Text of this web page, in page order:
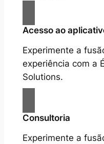
Acesso ao
Experimente a
experiência com a
Solutions.
Consultoria
Experimente a